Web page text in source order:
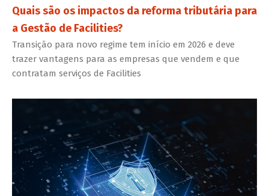
Quais são os impactos da reforma tributária para
a Gestão de Facilities?
Transição para novo regime tem início em 2026 e deve
trazer vantagens para as empresas que vendem e que
contratam serviços de Facilities